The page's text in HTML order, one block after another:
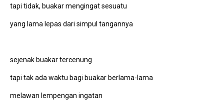
tapi tidak, buakar mengingat sesuatu
yang lama lepas dari simpul tangannya
sejenak buakar tercenung
tapi tak ada waktu bagi buakar berlama-lama
melawan lempengan ingatan